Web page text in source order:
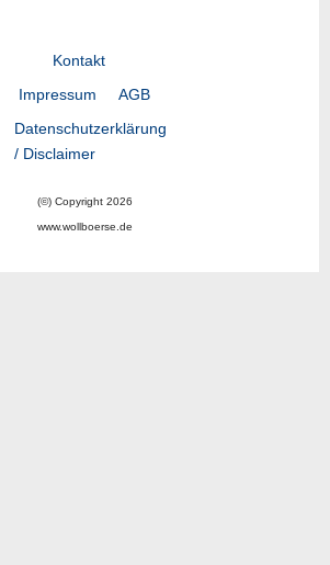
Kontakt
Impressum
AGB
Datenschutzerklärung
/ Disclaimer
(©) Copyright 2026
www.wollboerse.de